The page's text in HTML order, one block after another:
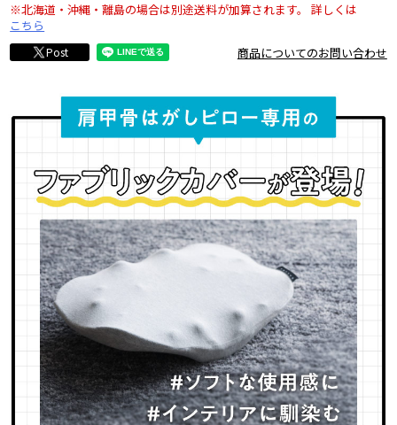
※北海道・沖縄・離島の場合は別途送料が加算されます。
詳しくは
こちら
商品についてのお問い合わせ
Post